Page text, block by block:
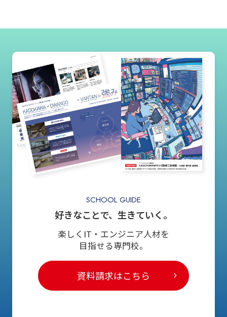
SCHOOL GUIDE
好きなことで、生きていく。
楽しくIT・エンジニア人材を
目指せる専門校。
資料請求はこちら